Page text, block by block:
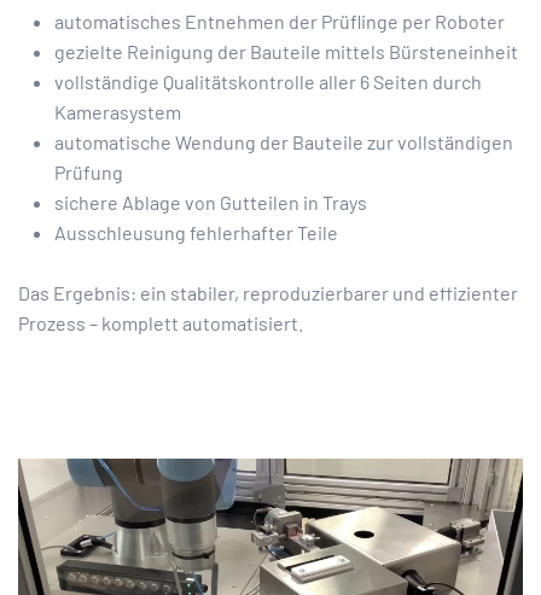
automatisches Entnehmen der Prüflinge per Roboter
gezielte Reinigung der Bauteile mittels Bürsteneinheit
vollständige Qualitätskontrolle aller 6 Seiten durch
Kamerasystem
automatische Wendung der Bauteile zur vollständigen
Prüfung
sichere Ablage von Gutteilen in Trays
Ausschleusung fehlerhafter Teile
Das Ergebnis: ein stabiler, reproduzierbarer und effizienter
Prozess – komplett automatisiert.